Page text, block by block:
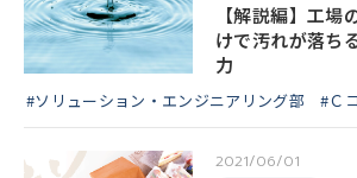
【解説編】工
けで汚れが落ち
力
#ソリューション・エンジニアリング部 #Ｃ
2021/06/01